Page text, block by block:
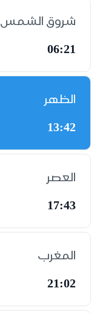
شروق الشمس
06:21
الظهر
13:42
العصر
17:43
المغرب
21:02